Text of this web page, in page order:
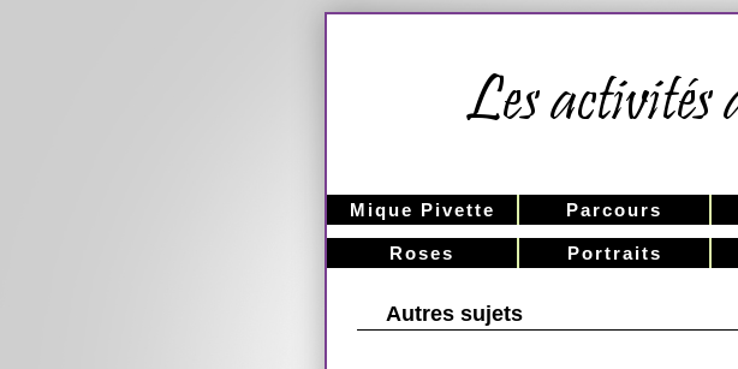
Mique Pivette Parcours
Roses Portraits
Autres sujets